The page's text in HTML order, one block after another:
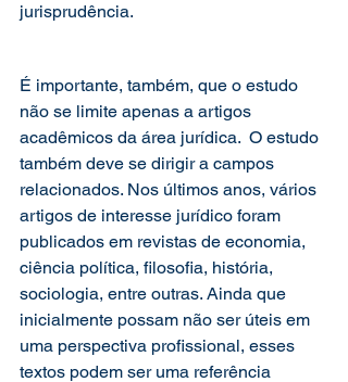
jurisprudência.
É importante, também, que o estudo
não se limite apenas a artigos
acadêmicos da área jurídica.  O estudo
também deve se dirigir a campos
relacionados. Nos últimos anos, vários
artigos de interesse jurídico foram
publicados em revistas de economia,
ciência política, filosofia, história,
sociologia, entre outras. Ainda que
inicialmente possam não ser úteis em
uma perspectiva profissional, esses
textos podem ser uma referência